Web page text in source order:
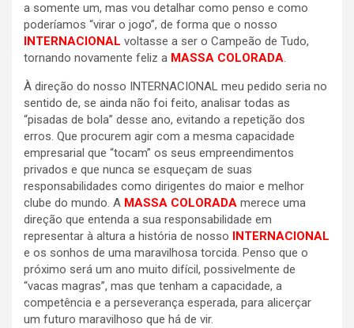
a somente um, mas vou detalhar como penso e como
poderíamos “virar o jogo”, de forma que o nosso
INTERNACIONAL voltasse a ser o Campeão de Tudo,
tornando novamente feliz a MASSA COLORADA.
À direção do nosso INTERNACIONAL meu pedido seria no
sentido de, se ainda não foi feito, analisar todas as
“pisadas de bola” desse ano, evitando a repetição dos
erros. Que procurem agir com a mesma capacidade
empresarial que “tocam” os seus empreendimentos
privados e que nunca se esqueçam de suas
responsabilidades como dirigentes do maior e melhor
clube do mundo. A MASSA COLORADA merece uma
direção que entenda a sua responsabilidade em
representar à altura a história de nosso INTERNACIONAL
e os sonhos de uma maravilhosa torcida. Penso que o
próximo será um ano muito difícil, possivelmente de
“vacas magras”, mas que tenham a capacidade, a
competência e a perseverança esperada, para alicerçar
um futuro maravilhoso que há de vir.